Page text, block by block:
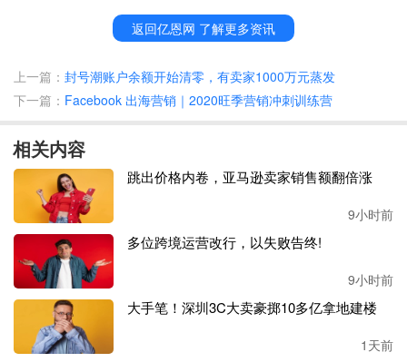
克尼普补充道：
“调查还发现，今年的消费者在支出方面比
往年更加谨慎。在接受调查的人中，
会对比多家店铺，并选出性价比最高的产品，64%的受访者
返回亿恩网 了解更多资讯
上一篇： 封号潮账户余额开始清零，有卖家1000万元蒸发
下一篇： Facebook 出海营销｜2020旺季营销冲刺训练营
相关内容
跳出价格内卷，亚马逊卖家销售额翻倍涨
9小时前
多位跨境运营改行，以失败告终!
9小时前
大手笔！深圳3C大卖豪掷10多亿拿地建楼
1天前